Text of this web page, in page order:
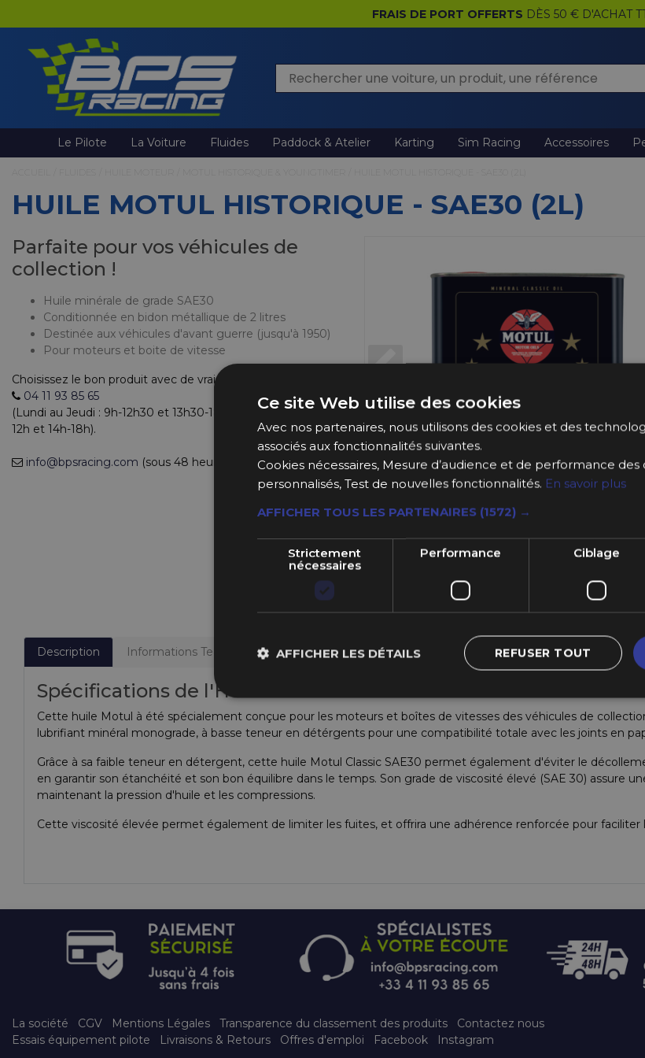
FRAIS DE PORT OFFERTS DÈS 50 € D'ACHAT
Rechercher
Le Pilote La Voiture Fluides Paddock & Atelier Karting Sim Racing Accessoires
HUILE MOTUL HISTORIQUE - SAE30 (2L)
Parfaite pour vos véhicules de
collection !
Huile minérale de grade SAE30
Conditionnée en bidon métallique de 2 litres
Destinée aux véhicules d'avant guerre (jusqu'à 1950)
Pour moteurs et boite de vitesse
Choisissez le bon produit avec de vrais experts
04 11 93 85 65
(Lundi au Jeudi : 9h-12h30 et 13h30-18h et le Vendredi : 9h-
12h et 14h-18h).
info@bpsracing.com (sous 48 heures)
Description Informations Techniques Fabricant
Spécifications de l'Huile Motul Classic SAE30
Cette huile Motul à été spécialement conçue pour les moteurs et boîtes de vitesses des véhicules de
lubrifiant minéral monograde, à basse teneur en détérgents pour une compatibilité totale avec les joints en
Grâce à sa faible teneur en détergent, cette huile Motul Classic SAE30 permet également d'éviter le
en garantir son étanchéité et son bon équilibre dans le temps. Son grade de viscosité élevé (SAE 30) assure
maintenant la pression d'huile et les compressions.
Cette viscosité élevée permet également de limiter les fuites, et offrira une adhérence renforcée pour
La société CGV Mentions Légales Transparence du classement des produits
Contactez nous
Essais équipement pilote
Livraisons & Retours Offres d'emploi Facebook Instagram
Ce site Web utilise des cookies
Avec nos partenaires, nous utilisons des cookies et des
associés aux fonctionnalités suivantes.
Cookies nécessaires, Mesure d’audience et de performance
personnalisés, Test de nouvelles fonctionnalités. En savoir plus
AFFICHER TOUS LES PARTENAIRES (1572) →
Strictement
nécessaires
Performance Ciblage
REFUSER TOUT
AFFICHER LES DÉTAILS